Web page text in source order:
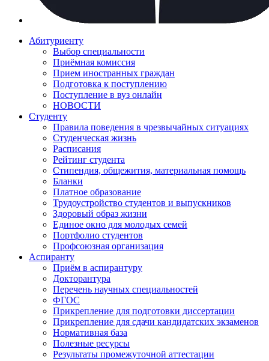
Абитуриенту
Выбор специальности
Приёмная комиссия
Прием иностранных граждан
Подготовка к поступлению
Поступление в вуз онлайн
НОВОСТИ
Студенту
Правила поведения в чрезвычайных ситуациях
Студенческая жизнь
Расписания
Рейтинг студента
Стипендия, общежития, материальная помощь
Бланки
Платное образование
Трудоустройство студентов и выпускников
Здоровый образ жизни
Единое окно для молодых семей
Портфолио студентов
Профсоюзная организация
Аспиранту
Приём в аспирантуру
Докторантура
Перечень научных специальностей
ФГОС
Прикрепление для подготовки диссертации
Прикрепление для сдачи кандидатских экзаменов
Нормативная база
Полезные ресурсы
Результаты промежуточной аттестации